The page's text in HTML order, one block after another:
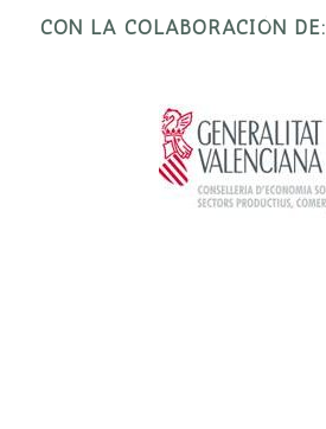
CON LA COLABORACIÓN DE: